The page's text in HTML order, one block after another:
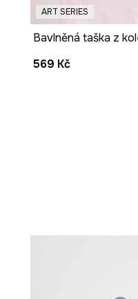
ART SERIES
569 Kč